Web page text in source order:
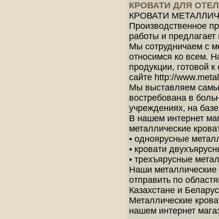
КРОВАТИ ДЛЯ
КРОВАТИ
Производственное
работы и
Мы сотрудничаем с
относимся ко всем.
продукции, готовой
сайте http://
Мы выставляем
востребована в
учреждениях, на
В нашем интернет
металлические
• одноярусные
• кровати
• трехъярусные
Наши металлические
отправить по
Казахстане и
Металлические
нашем интернет